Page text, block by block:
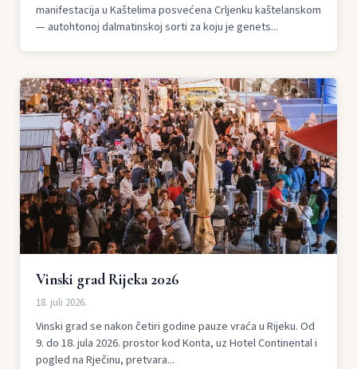
manifestacija u Kaštelima posvećena Crljenku kaštelanskom
— autohtonoj dalmatinskoj sorti za koju je genets...
Vinski grad Rijeka 2026
18. juli 2026.
Vinski grad se nakon četiri godine pauze vraća u Rijeku. Od
9. do 18. jula 2026. prostor kod Konta, uz Hotel Continental i
pogled na Rječinu, pretvara...